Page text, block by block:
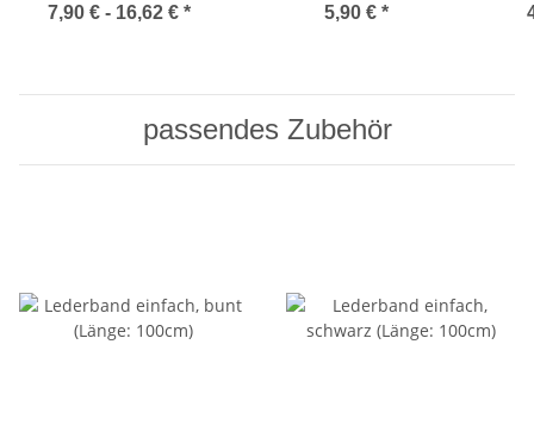
7,90 € - 16,62 € * 5,90 € *
passendes Zubehör